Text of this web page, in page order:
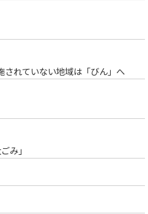
されていない地域は「びん」へ
み」